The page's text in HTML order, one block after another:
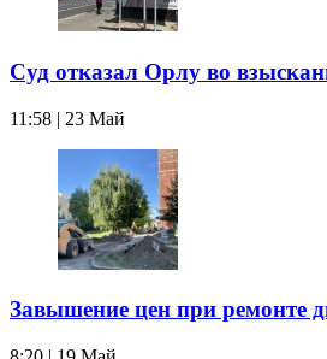
Суд отказал Орлу во
11:58 | 23 Май
Завышение цен при ремонте